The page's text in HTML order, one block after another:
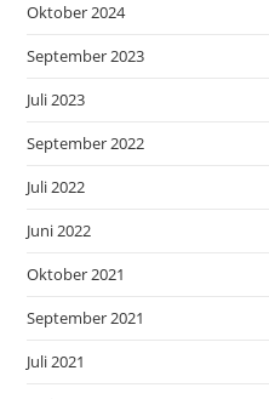
Oktober 2024
September 2023
Juli 2023
September 2022
Juli 2022
Juni 2022
Oktober 2021
September 2021
Juli 2021